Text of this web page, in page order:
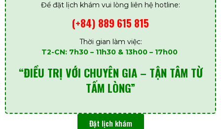
Để đặt lịch khám vui lòng liên hệ hotline:
(+84) 889 615 815
Thời gian làm việc:
T2-CN: 7h30 – 11h30 & 13h00 – 17h00
“ĐIỀU TRỊ VỚI CHUYÊN GIA – TẬN TÂM TỪ
TẤM LÒNG”
Đặt lịch khám